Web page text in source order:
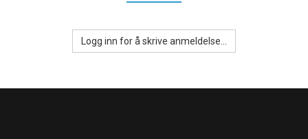
Logg inn for å skrive anmeldelse...